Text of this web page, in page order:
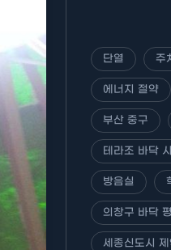
단열 주
에너지 절약
부산 중구
테라조 바닥
방음실
의창구 바닥
세종신도시